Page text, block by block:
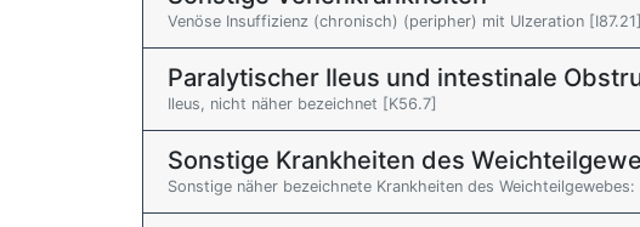
Venöse Insuffizienz (chronisch) (peripher) mit Ulzeration [I87.21]
Paralytischer Ileus und intestinale
Ileus, nicht näher bezeichnet [K56.7]
Sonstige Krankheiten des
Sonstige näher bezeichnete Krankheiten des